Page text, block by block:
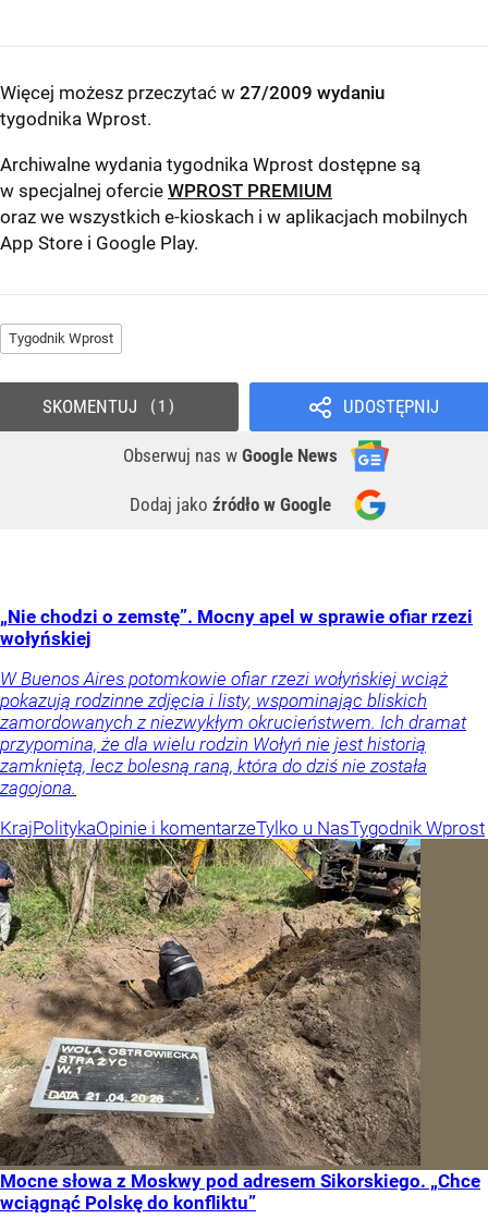
Więcej możesz przeczytać w 27/2009 wydaniu
tygodnika Wprost.
Archiwalne wydania tygodnika Wprost dostępne są
w specjalnej ofercie WPROST PREMIUM
oraz we wszystkich e-kioskach i w aplikacjach mobilnych
App Store i Google Play.
Tygodnik Wprost
UDOSTĘPNIJ
Obserwuj nas w Google News
Dodaj jako źródło w Google
SKOMENTUJ 1
„Nie chodzi o zemstę”. Mocny apel w sprawie ofiar rzezi
wołyńskiej
W Buenos Aires potomkowie ofiar rzezi wołyńskiej wciąż
pokazują rodzinne zdjęcia i listy, wspominając bliskich
zamordowanych z niezwykłym okrucieństwem. Ich dramat
przypomina, że dla wielu rodzin Wołyń nie jest historią
zamkniętą, lecz bolesną raną, która do dziś nie została
zagojona.
KrajPolitykaOpinie i komentarzeTylko u NasTygodnik Wprost
Mocne słowa z Moskwy pod adresem Sikorskiego. „Chce
wciągnąć Polskę do konfliktu”